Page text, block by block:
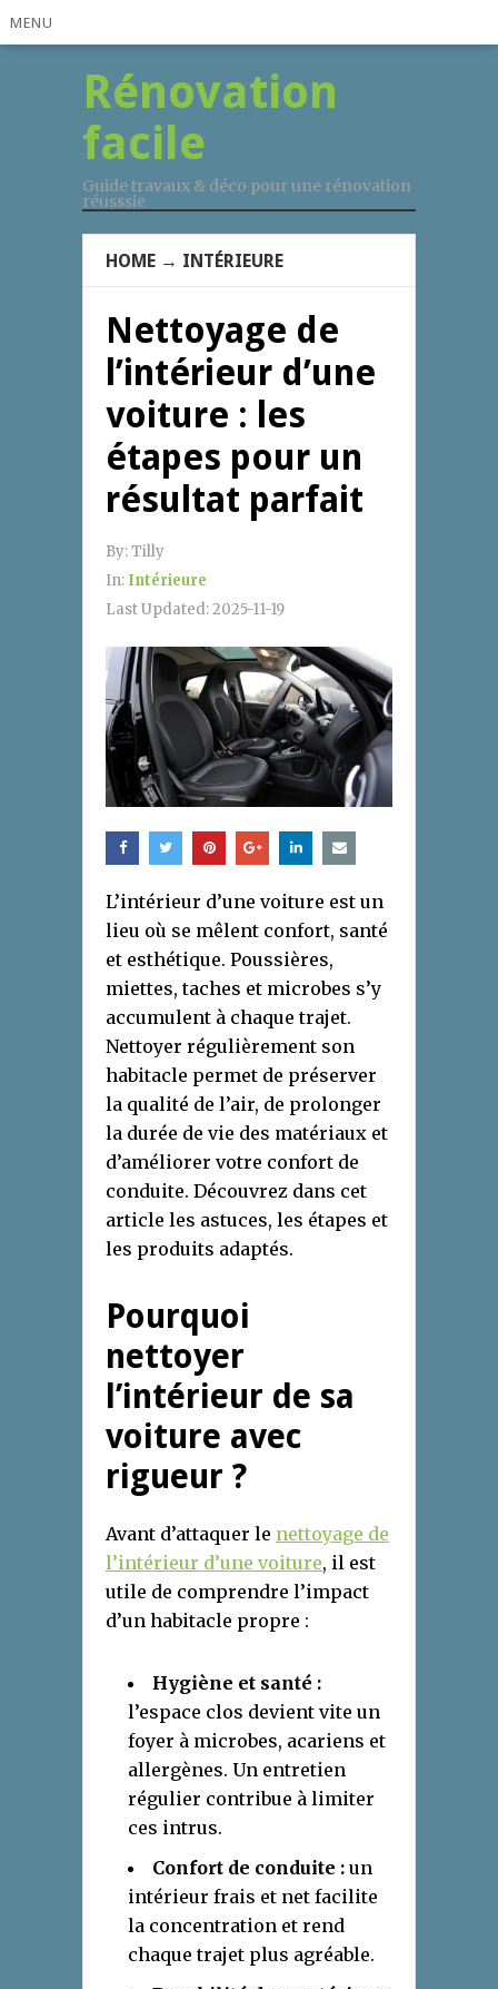
MENU
Rénovation
facile
Guide travaux & déco pour une rénovation
réusssie
HOME → INTÉRIEURE
Nettoyage de
l’intérieur d’une
voiture : les
étapes pour un
résultat parfait
By:Tilly
In: Intérieure
Last Updated:2025-11-19
L’intérieur d’une voiture est un
lieu où se mêlent confort, santé
et esthétique. Poussières,
miettes, taches et microbes s’y
accumulent à chaque trajet.
Nettoyer régulièrement son
habitacle permet de préserver
la qualité de l’air, de prolonger
la durée de vie des matériaux et
d’améliorer votre confort de
conduite. Découvrez dans cet
article les astuces, les étapes et
les produits adaptés.
Pourquoi
nettoyer
l’intérieur de sa
voiture avec
rigueur ?
Avant d’attaquer le nettoyage de
l’intérieur d’une voiture, il est
utile de comprendre l’impact
d’un habitacle propre :
Hygiène et santé :
l’espace clos devient vite un
foyer à microbes, acariens et
allergènes. Un entretien
régulier contribue à limiter
ces intrus.
Confort de conduite : un
intérieur frais et net facilite
la concentration et rend
chaque trajet plus agréable.